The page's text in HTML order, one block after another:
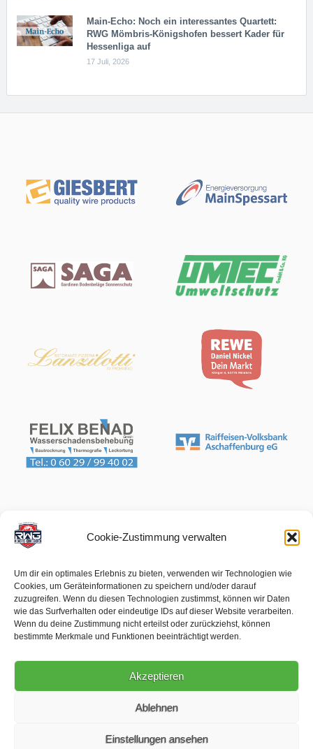
Cookie-Zustimmung verwalten
Um dir ein optimales Erlebnis zu bieten, verwenden wir Technologien wie
Cookies, um Geräteinformationen zu speichern und/oder darauf
zuzugreifen. Wenn du diesen Technologien zustimmst, können wir Daten
wie das Surfverhalten oder eindeutige IDs auf dieser Website verarbeiten.
Wenn du deine Zustimmung nicht erteilst oder zurückziehst, können
bestimmte Merkmale und Funktionen beeinträchtigt werden.
Akzeptieren
Ablehnen
Einstellungen ansehen
Main-Echo: Noch ein in­ter­es­san­tes Quar­tett:
RWG Möm­b­ris-Kö­n­igs­ho­fen bessert Kader für
Hessenliga auf
17 Juli, 2026